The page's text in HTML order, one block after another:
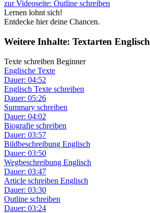
zur Videoseite: Outline schreiben
Lernen lohnt sich!
Entdecke hier deine Chancen.
Weitere Inhalte: Textarten Englisch
Texte schreiben Beginner
Englische Texte
Dauer: 04:52
Englisch Texte schreiben
Dauer: 05:26
Summary schreiben
Dauer: 04:02
Biografie schreiben
Dauer: 03:57
Bildbeschreibung Englisch
Dauer: 03:50
Wegbeschreibung Englisch
Dauer: 03:47
Article schreiben Englisch
Dauer: 03:30
Outline schreiben
Dauer: 03:24